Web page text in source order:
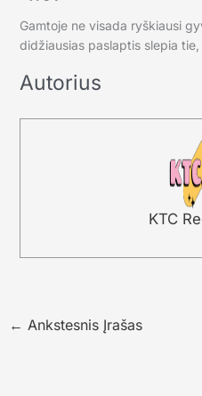
Gamtoje ne visada ryškiausi
didžiausias paslaptis slepia
Autorius
KTC
← Ankstesnis Įrašas